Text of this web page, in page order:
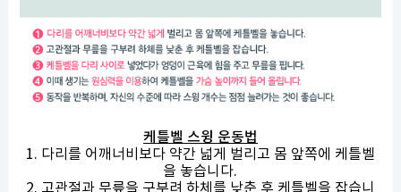
케틀벨 스윙 운동법
1. 다리를 어깨너비보다 약간 넓게 벌리고 몸 앞쪽에 케틀벨
을 놓습니다.
2. 고관절과 무릎을 구부려 하체를 낮춘 후 케틀벨을 잡습니